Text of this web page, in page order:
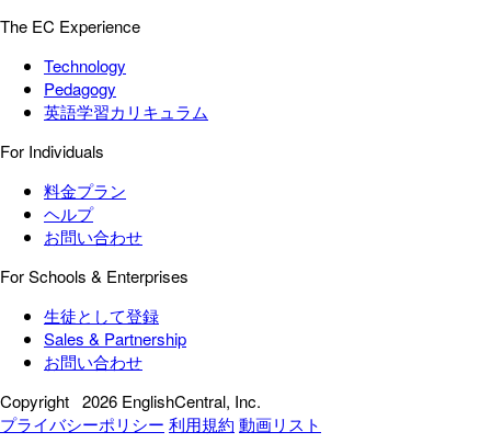
The EC Experience
Technology
Pedagogy
英語学習カリキュラム
For Individuals
料金プラン
ヘルプ
お問い合わせ
For Schools & Enterprises
生徒として登録
Sales & Partnership
お問い合わせ
Copyright 2026 EnglishCentral, Inc.
プライバシーポリシー 利用規約 動画リスト